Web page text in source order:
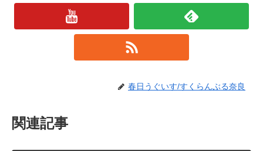
春日うぐいす/すくらんぶる奈良
関連記事